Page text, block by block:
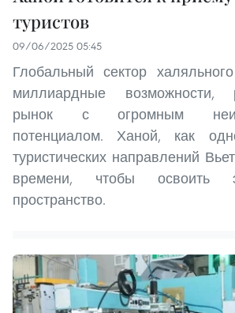
туристов
09/06/2025 05:45
Глобальный сектор
миллиардные возможности,
рынок с огромным
потенциалом. Ханой, как
туристических направлений
времени, чтобы освоить
пространство.